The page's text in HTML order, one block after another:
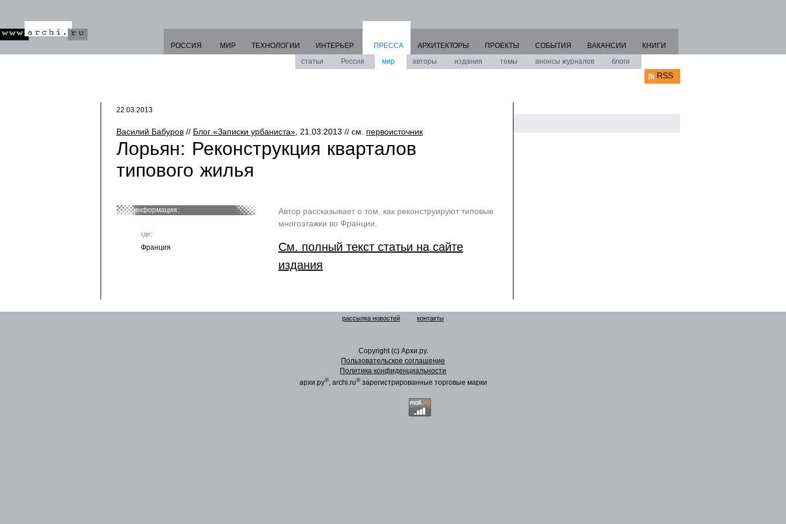
РОССИЯ МИР ТЕХНОЛОГИИ ИНТЕРЬЕР
ПРЕССА
статьи
Россия мир авторы издания темы анонсы журналов блоги
АРХИТЕКТОРЫ ПРОЕКТЫ СОБЫТИЯ ВАКАНСИИ КНИГИ
RSS
22.03.2013
Василий Бабуров // Блог «Записки урбаниста» , 21.03.2013 // см. первоисточник
Лорьян: Реконструкция кварталов
типового жилья
информация:
где:
Франция
Автор рассказывает о том, как реконструируют типовые
многоэтажки во Франции.
См. полный текст статьи на сайте
издания
рассылка новостей контакты
Copyright (c) Архи.ру.
Пользовательское соглашение
Политика конфиденциальности
архи.ру®, archi.ru®зарегистрированные торговые марки